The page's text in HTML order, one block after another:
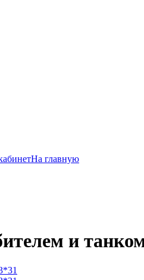
На главную
и